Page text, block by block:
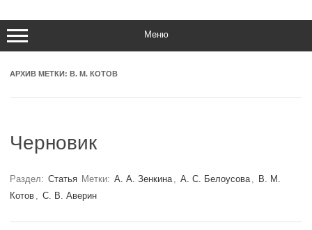
Меню
АРХИВ МЕТКИ: В. М. КОТОВ
Черновик
Раздел: Статья Метки: А. А. Зенкина , А. С. Белоусова , В. М.
Котов , С. В. Аверин